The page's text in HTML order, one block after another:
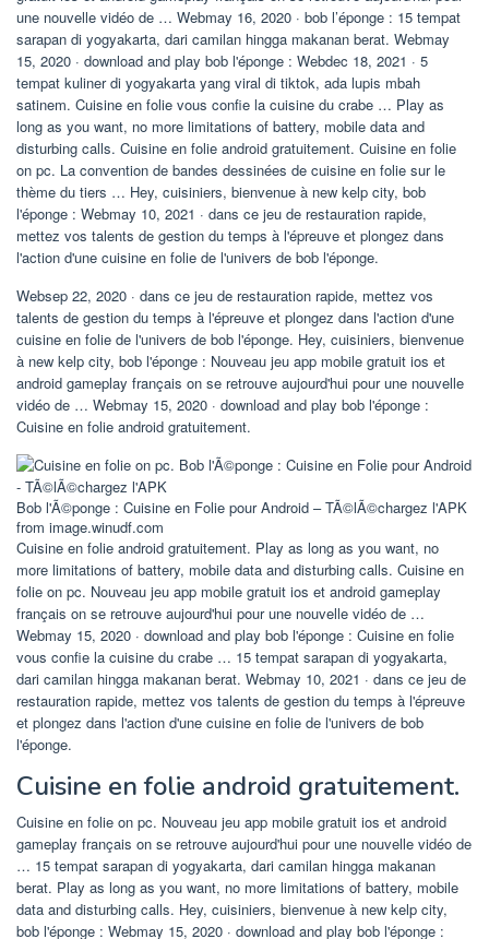
une nouvelle vidéo de … Webmay 16, 2020 · bob l’éponge : 15 tempat
sarapan di yogyakarta, dari camilan hingga makanan berat. Webmay
15, 2020 · download and play bob l'éponge : Webdec 18, 2021 · 5
tempat kuliner di yogyakarta yang viral di tiktok, ada lupis mbah
satinem. Cuisine en folie vous confie la cuisine du crabe … Play as
long as you want, no more limitations of battery, mobile data and
disturbing calls. Cuisine en folie android gratuitement. Cuisine en folie
on pc. La convention de bandes dessinées de cuisine en folie sur le
thème du tiers … Hey, cuisiniers, bienvenue à new kelp city, bob
l'éponge : Webmay 10, 2021 · dans ce jeu de restauration rapide,
mettez vos talents de gestion du temps à l'épreuve et plongez dans
l'action d'une cuisine en folie de l'univers de bob l'éponge.
Websep 22, 2020 · dans ce jeu de restauration rapide, mettez vos
talents de gestion du temps à l'épreuve et plongez dans l'action d'une
cuisine en folie de l'univers de bob l'éponge. Hey, cuisiniers, bienvenue
à new kelp city, bob l'éponge : Nouveau jeu app mobile gratuit ios et
android gameplay français on se retrouve aujourd'hui pour une nouvelle
vidéo de … Webmay 15, 2020 · download and play bob l'éponge :
Cuisine en folie android gratuitement.
Bob l'Ã©ponge : Cuisine en Folie pour Android – TÃ©lÃ©chargez l'APK
from image.winudf.com
Cuisine en folie android gratuitement. Play as long as you want, no
more limitations of battery, mobile data and disturbing calls. Cuisine en
folie on pc. Nouveau jeu app mobile gratuit ios et android gameplay
français on se retrouve aujourd'hui pour une nouvelle vidéo de …
Webmay 15, 2020 · download and play bob l'éponge : Cuisine en folie
vous confie la cuisine du crabe … 15 tempat sarapan di yogyakarta,
dari camilan hingga makanan berat. Webmay 10, 2021 · dans ce jeu de
restauration rapide, mettez vos talents de gestion du temps à l'épreuve
et plongez dans l'action d'une cuisine en folie de l'univers de bob
l'éponge.
Cuisine en folie android gratuitement.
Cuisine en folie on pc. Nouveau jeu app mobile gratuit ios et android
gameplay français on se retrouve aujourd'hui pour une nouvelle vidéo de
… 15 tempat sarapan di yogyakarta, dari camilan hingga makanan
berat. Play as long as you want, no more limitations of battery, mobile
data and disturbing calls. Hey, cuisiniers, bienvenue à new kelp city,
bob l'éponge : Webmay 15, 2020 · download and play bob l'éponge :